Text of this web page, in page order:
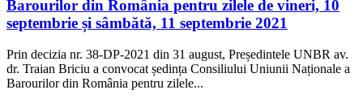
Barourilor din România pentru zilele de vineri, 10
septembrie și sâmbătă, 11 septembrie 2021
Prin decizia nr. 38-DP-2021 din 31 august, Președintele UNBR av.
dr. Traian Briciu a convocat ședința Consiliului Uniunii Naționale a
Barourilor din România pentru zilele...